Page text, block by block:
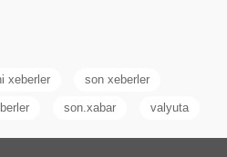
xeberler son xeberler
son.xabar valyuta